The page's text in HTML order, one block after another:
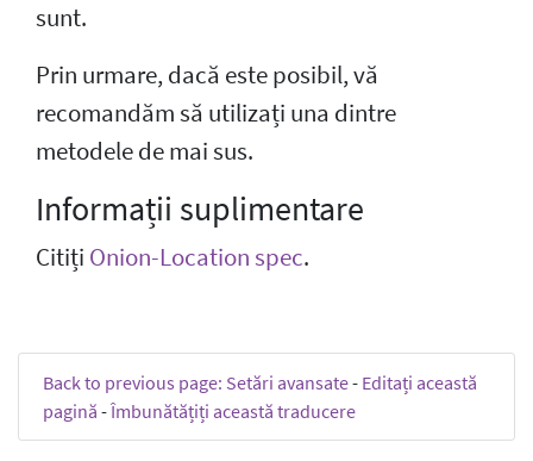
sunt.
Prin urmare, dacă este posibil, vă
recomandăm să utilizați una dintre
metodele de mai sus.
Informații suplimentare
Citiți Onion-Location spec.
Back to previous page: Setări avansate- Editați această
pagină -Îmbunătățiți această traducere